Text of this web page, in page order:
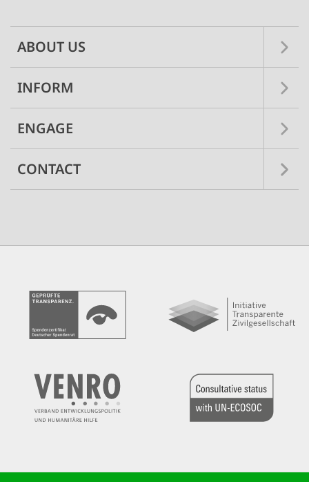
ABOUT US
INFORM
ENGAGE
CONTACT